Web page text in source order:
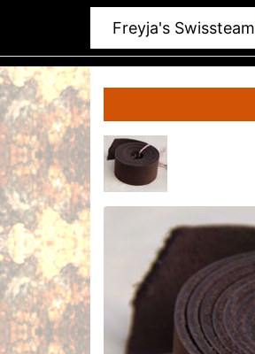
Freyja's Swissteam